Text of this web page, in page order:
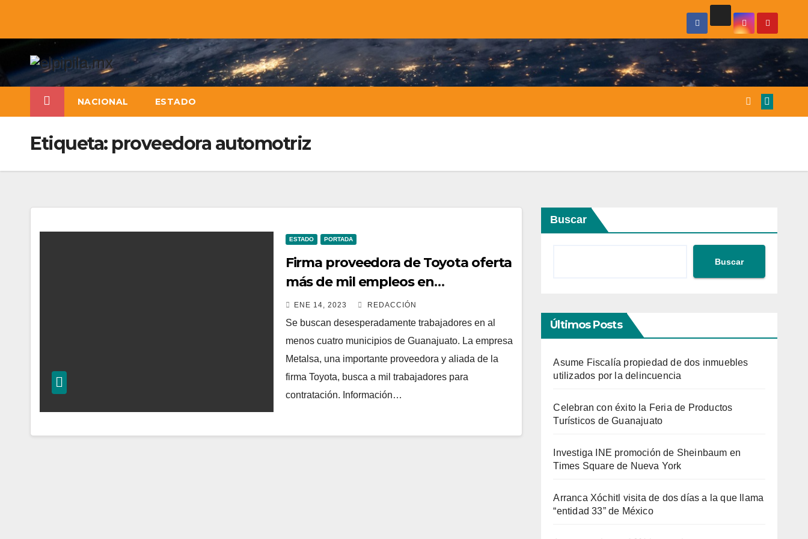
NACIONAL ESTADO
Etiqueta: proveedora automotriz
ESTADO PORTADA
Firma proveedora de Toyota oferta
más de mil empleos en
Guanajuato
ENE 14, 2023 REDACCIÓN
Se buscan desesperadamente trabajadores en al
menos cuatro municipios de Guanajuato. La empresa
Metalsa, una importante proveedora y aliada de la
firma Toyota, busca a mil trabajadores para
contratación. Información…
Buscar
Buscar
Últimos Posts
Asume Fiscalía propiedad de dos inmuebles
utilizados por la delincuencia
Celebran con éxito la Feria de Productos
Turísticos de Guanajuato
Investiga INE promoción de Sheinbaum en
Times Square de Nueva York
Arranca Xóchitl visita de dos días a la que llama
“entidad 33” de México